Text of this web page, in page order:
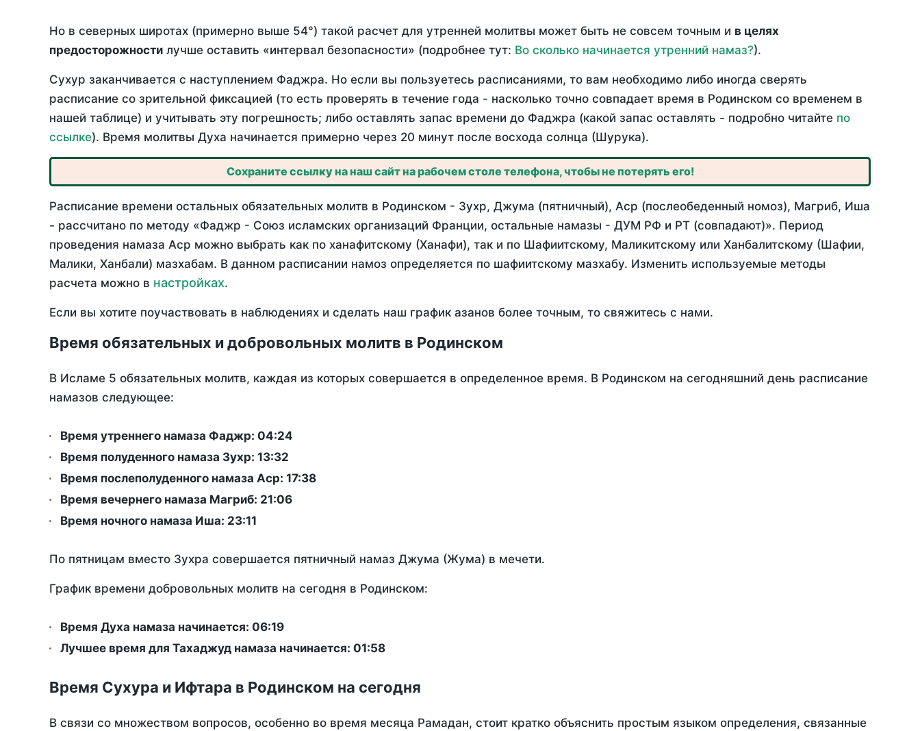
Но в северных широтах (примерно выше 54°) такой расчет для утренней молитвы может быть не совсем точным и в целях
предосторожности лучше оставить «интервал безопасности» (подробнее тут: Во сколько начинается утренний намаз?).
Сухур заканчивается с наступлением Фаджра. Но если вы пользуетесь расписаниями, то вам необходимо либо иногда сверять
расписание со зрительной фиксацией (то есть проверять в течение года - насколько точно совпадает время в Родинском со временем в
нашей таблице) и учитывать эту погрешность; либо оставлять запас времени до Фаджра (какой запас оставлять - подробно читайте по
ссылке). Время молитвы Духа начинается примерно через 20 минут после восхода солнца (Шурука).
Сохраните ссылку на наш сайт на рабочем столе телефона, чтобы не потерять его!
Расписание времени остальных обязательных молитв в Родинском - Зухр, Джума (пятничный), Аср (послеобеденный номоз), Магриб, Иша
- рассчитано по методу «Фаджр - Союз исламских организаций Франции, остальные намазы - ДУМ РФ и РТ (совпадают)». Период
проведения намаза Аср можно выбрать как по ханафитскому (Ханафи), так и по Шафиитскому, Маликитскому или Ханбалитскому (Шафии,
Малики, Ханбали) мазхабам. В данном расписании намоз определяется по шафиитскому мазхабу. Изменить используемые методы
расчета можно в настройках.
Если вы хотите поучаствовать в наблюдениях и сделать наш график азанов более точным, то свяжитесь с нами.
Время обязательных и добровольных молитв в Родинском
В Исламе 5 обязательных молитв, каждая из которых совершается в определенное время. В Родинском на сегодняшний день расписание
намазов следующее:
Время утреннего намаза Фаджр: 04:24
Время полуденного намаза Зухр: 13:32
Время послеполуденного намаза Аср: 17:38
Время вечернего намаза Магриб: 21:06
Время ночного намаза Иша: 23:11
По пятницам вместо Зухра совершается пятничный намаз Джума (Жума) в мечети.
График времени добровольных молитв на сегодня в Родинском:
Время Духа намаза начинается: 06:19
Лучшее время для Тахаджуд намаза начинается: 01:58
Время Сухура и Ифтара в Родинском на сегодня
В связи со множеством вопросов, особенно во время месяца Рамадан, стоит кратко объяснить простым языком определения, связанные